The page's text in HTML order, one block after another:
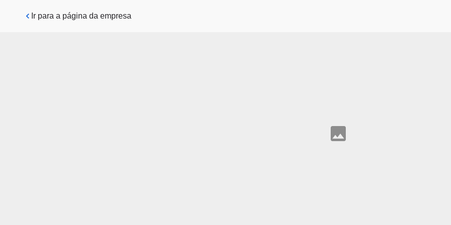
Pular para o conteúdo principal
Ir para a página da empresa